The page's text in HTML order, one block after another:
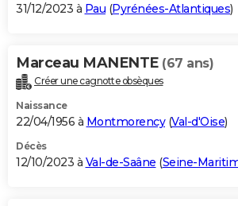
31/12/2023 à Pau (Pyrénées-Atlantiques)
Marceau MANENTE (67 ans)
Créer une cagnotte obsèques
Naissance
22/04/1956 à Montmorency(Val-d'Oise)
Décès
12/10/2023 à Val-de-Saâne (Seine-